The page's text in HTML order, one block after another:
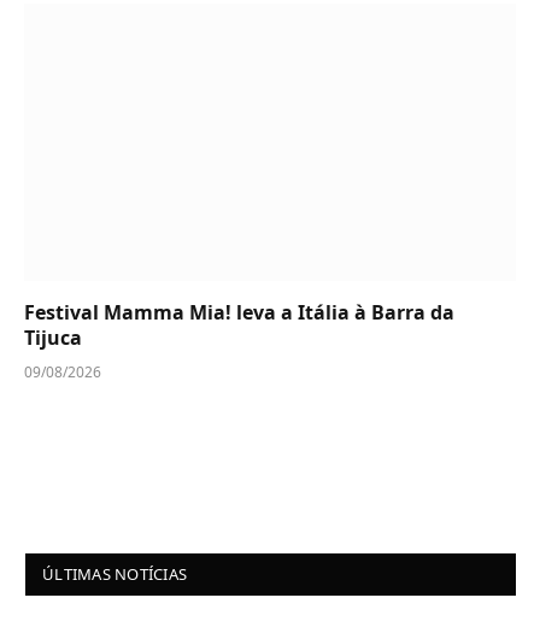
Festival Mamma Mia! leva a Itália à Barra da
Tijuca
09/08/2026
ÚLTIMAS NOTÍCIAS